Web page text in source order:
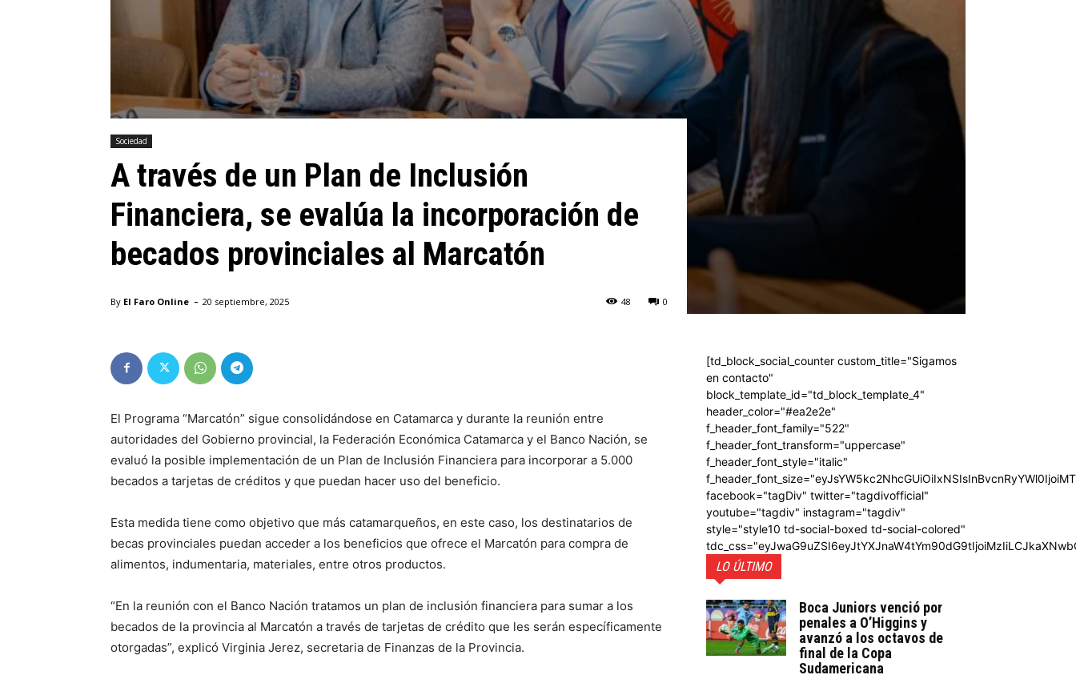
Sociedad
A través de un Plan de Inclusión
Financiera, se evalúa la incorporación de
becados provinciales al Marcatón
By El Faro Online - 20 septiembre, 2025 0
48
El Programa “Marcatón” sigue consolidándose en Catamarca y durante la reunión entre
autoridades del Gobierno provincial, la Federación Económica Catamarca y el Banco Nación, se
evaluó la posible implementación de un Plan de Inclusión Financiera para incorporar a 5.000
becados a tarjetas de créditos y que puedan hacer uso del beneficio.
Esta medida tiene como objetivo que más catamarqueños, en este caso, los destinatarios de
becas provinciales puedan acceder a los beneficios que ofrece el Marcatón para compra de
alimentos, indumentaria, materiales, entre otros productos.
“En la reunión con el Banco Nación tratamos un plan de inclusión financiera para sumar a los
becados de la provincia al Marcatón a través de tarjetas de crédito que les serán específicamente
otorgadas”, explicó Virginia Jerez, secretaria de Finanzas de la Provincia.
[td_block_social_counter custom_title="Sigamos
en contacto"
block_template_id="td_block_template_4"
header_color="#ea2e2e"
f_header_font_family="522"
f_header_font_transform="uppercase"
f_header_font_style="italic"
facebook="tagDiv" twitter="tagdivofficial"
youtube="tagdiv" instagram="tagdiv"
style="style10 td-social-boxed td-social-colored"
LO ÚLTIMO
Boca Juniors venció por
penales a O’Higgins y
avanzó a los octavos de
final de la Copa
Sudamericana